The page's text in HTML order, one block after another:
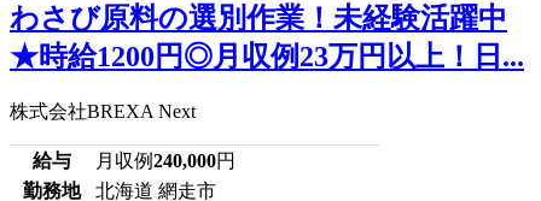
わさび原料の選別作業！未経験活躍中
★時給1200円◎月収例23万円以上！日...
株式会社BREXA Next
給与 月収例240,000円
勤務地
北海道 網走市